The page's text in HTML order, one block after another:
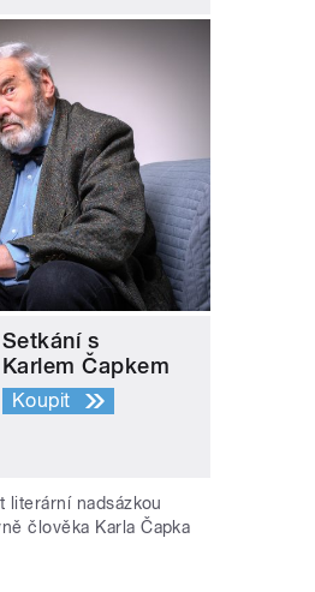
Setkání s
Karlem Čapkem
Koupit
literární nadsázkou
člověka Karla Čapka